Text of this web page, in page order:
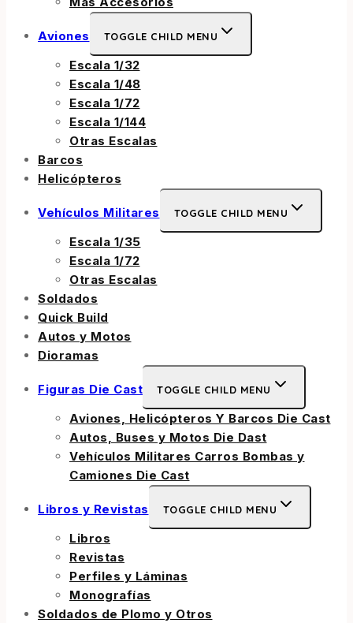
Aviones TOGGLE CHILD MENU
Escala 1/32
Escala 1/48
Escala 1/72
Escala 1/144
Otras Escalas
Barcos
Helicópteros
Vehículos Militares TOGGLE CHILD MENU
Escala 1/35
Escala 1/72
Otras Escalas
Soldados
Quick Build
Autos y Motos
Dioramas
Figuras Die Cast TOGGLE CHILD MENU
Aviones, Helicópteros Y Barcos Die Cast
Autos, Buses y Motos Die Dast
Vehículos Militares Carros Bombas y
Camiones Die Cast
Libros y Revistas TOGGLE CHILD MENU
Libros
Revistas
Perfiles y Láminas
Monografías
Soldados de Plomo y Otros